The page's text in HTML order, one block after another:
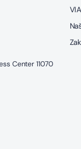
Center 11070